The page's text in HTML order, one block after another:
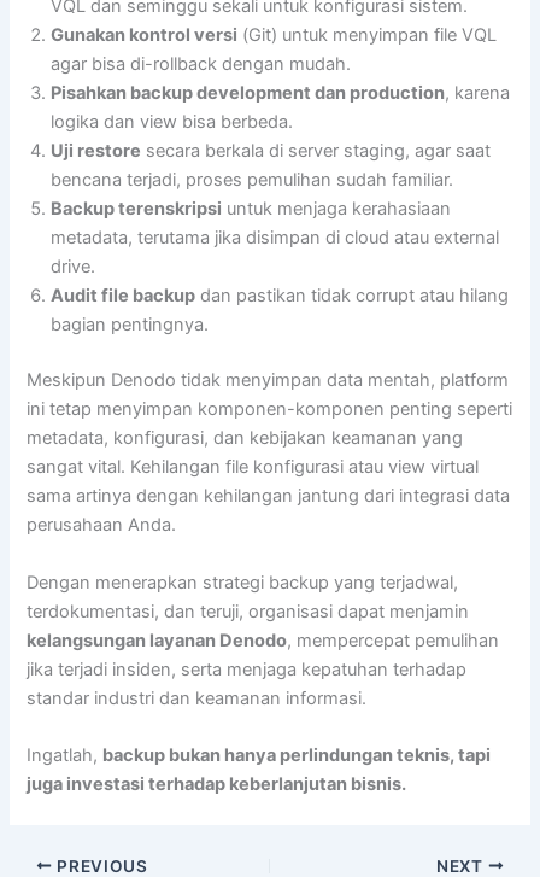
VQL dan seminggu sekali untuk konfigurasi sistem.
Gunakan kontrol versi (Git) untuk menyimpan file VQL
agar bisa di-rollback dengan mudah.
Pisahkan backup development dan production, karena
logika dan view bisa berbeda.
Uji restore secara berkala di server staging, agar saat
bencana terjadi, proses pemulihan sudah familiar.
Backup terenskripsi untuk menjaga kerahasiaan
metadata, terutama jika disimpan di cloud atau external
drive.
Audit file backup dan pastikan tidak corrupt atau hilang
bagian pentingnya.
Meskipun Denodo tidak menyimpan data mentah, platform
ini tetap menyimpan komponen-komponen penting seperti
metadata, konfigurasi, dan kebijakan keamanan yang
sangat vital. Kehilangan file konfigurasi atau view virtual
sama artinya dengan kehilangan jantung dari integrasi data
perusahaan Anda.
Dengan menerapkan strategi backup yang terjadwal,
terdokumentasi, dan teruji, organisasi dapat menjamin
kelangsungan layanan Denodo, mempercepat pemulihan
jika terjadi insiden, serta menjaga kepatuhan terhadap
standar industri dan keamanan informasi.
Ingatlah, backup bukan hanya perlindungan teknis, tapi
juga investasi terhadap keberlanjutan bisnis.
PREVIOUS NEXT